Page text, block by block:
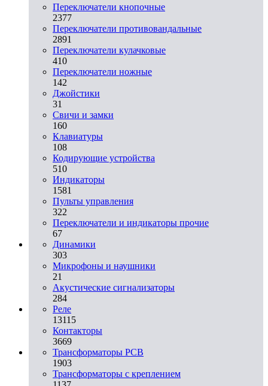
Переключатели кнопочные
2377
Переключатели противовандальные
2891
Переключатели кулачковые
410
Переключатели ножные
142
Джойстики
31
Свичи и замки
160
Клавиатуры
108
Кодирующие устройства
510
Индикаторы
1581
Пульты управления
322
Переключатели и индикаторы прочие
67
Динамики
303
Микрофоны и наушники
21
Акустические сигнализаторы
284
Реле
13115
Контакторы
3669
Трансформаторы PCB
1903
Трансформаторы с креплением